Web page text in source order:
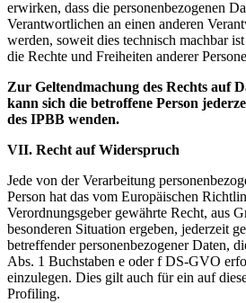
erwirken, dass die personenbezogenen
Verantwortlichen an einen anderen
werden, soweit dies technisch machbar
die Rechte und Freiheiten anderer
Zur Geltendmachung des Rechts auf
kann sich die betroffene Person
des IPBB wenden.
VII. Recht auf Widerspruch
Jede von der Verarbeitung
Person hat das vom Europäischen
Verordnungsgeber gewährte Recht, aus
besonderen Situation ergeben, jederzeit
betreffender personenbezogener Daten,
Abs. 1 Buchstaben e oder f DS-GVO
einzulegen. Dies gilt auch für ein auf
Profiling.